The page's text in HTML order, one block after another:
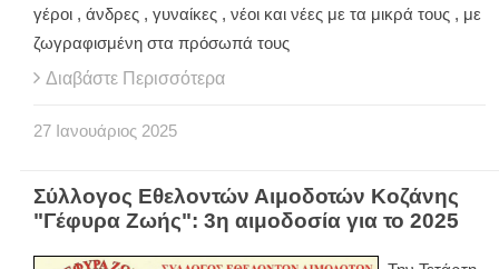
γέροι , άνδρες , γυναίκες , νέοι και νέες με τα μικρά τους , με
ζωγραφισμένη στα πρόσωπά τους
Διαβάστε Περισσότερα
27 Ιανουάριος 2025
Σύλλογος Εθελοντών Αιμοδοτών Κοζάνης
"Γέφυρα Ζωής": 3η αιμοδοσία για το 2025